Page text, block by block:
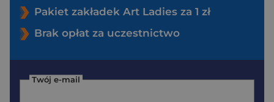
Pakiet zakładek Art Ladies za 1 zł
Brak opłat za uczestnictwo
Twój e-mail